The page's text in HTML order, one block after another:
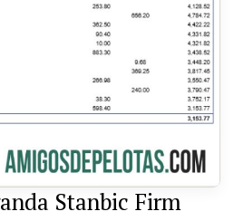
Stanbic Firm